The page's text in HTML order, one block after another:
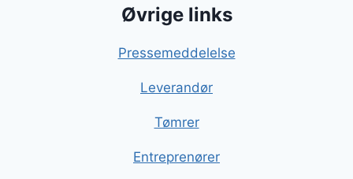
Øvrige links
Pressemeddelelse
Leverandør
Tømrer
Entreprenører